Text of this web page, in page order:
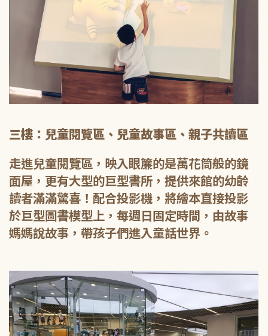
三樓：兒童閱覽區、兒童故事區、親子共讀區
走進兒童閱覽區，映入眼簾的是萬花筒般的鏡
面屋，更有大型的巨型書所，提供來館的幼齡
讀者滿滿驚喜！配合投影機，將繪本直接投影
於巨型圖書模型上，每週日固定時間，由故事
媽媽說故事，帶孩子們進入童話世界。